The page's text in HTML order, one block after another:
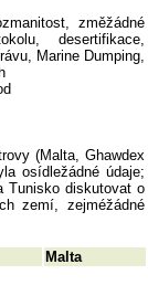
změžádné
desertifikace,
Marine Dumping,
(Malta, Ghawdex
osídležádné údaje;
Tunisko diskutovat o
zemí, zejméžádné
Malta